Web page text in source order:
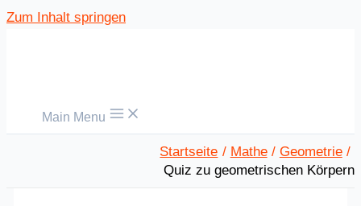
Zum Inhalt springen
Main Menu
Startseite Mathe
Geometrie
Quiz zu geometrischen Körpern